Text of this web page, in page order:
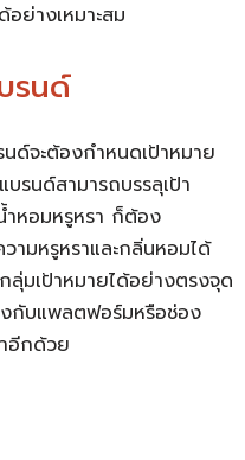
ย่างเหมาะสม
รนด์
นด์จะต้องกำหนดเป้าหมาย
รนด์สามารถบรรลุเป้า
ำหอมหรูหรา ก็ต้อง
มหรูหราและกลิ่นหอมได้
ลุ่มเป้าหมายได้อย่างตรงจุด
กับแพลตฟอร์มหรือช่อง
อีกด้วย